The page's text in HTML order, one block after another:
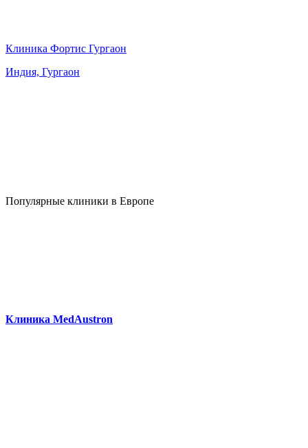
Клиника Фортис Гургаон
Индия, Гургаон
Популярные клиники в Европе
Клиника MedAustron